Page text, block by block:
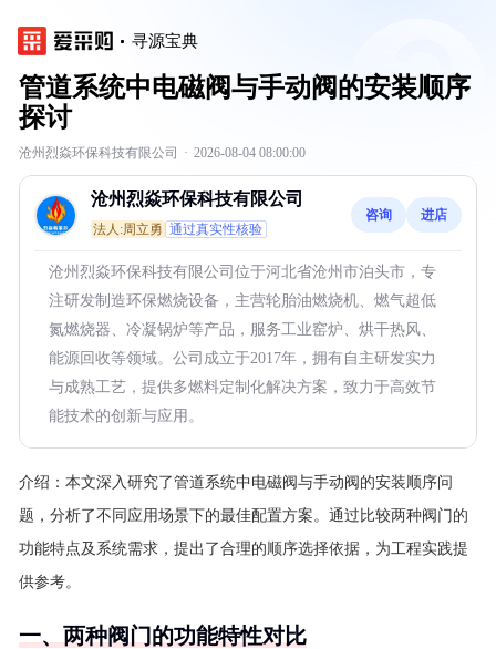
寻源宝典
管道系统中电磁阀与手动阀的安装顺序
探讨
沧州烈焱环保科技有限公司 · 2026-08-04 08:00:00
沧州烈焱环保科技有限公司
法人:周立勇 通过真实性核验
咨询 进店
沧州烈焱环保科技有限公司位于河北省沧州市泊头市，专
注研发制造环保燃烧设备，主营轮胎油燃烧机、燃气超低
氮燃烧器、冷凝锅炉等产品，服务工业窑炉、烘干热风、
能源回收等领域。公司成立于2017年，拥有自主研发实力
与成熟工艺，提供多燃料定制化解决方案，致力于高效节
能技术的创新与应用。
介绍： 本文深入研究了管道系统中电磁阀与手动阀的安装顺序问
题，分析了不同应用场景下的最佳配置方案。通过比较两种阀门的
功能特点及系统需求，提出了合理的顺序选择依据，为工程实践提
供参考。
一、两种阀门的功能特性对比